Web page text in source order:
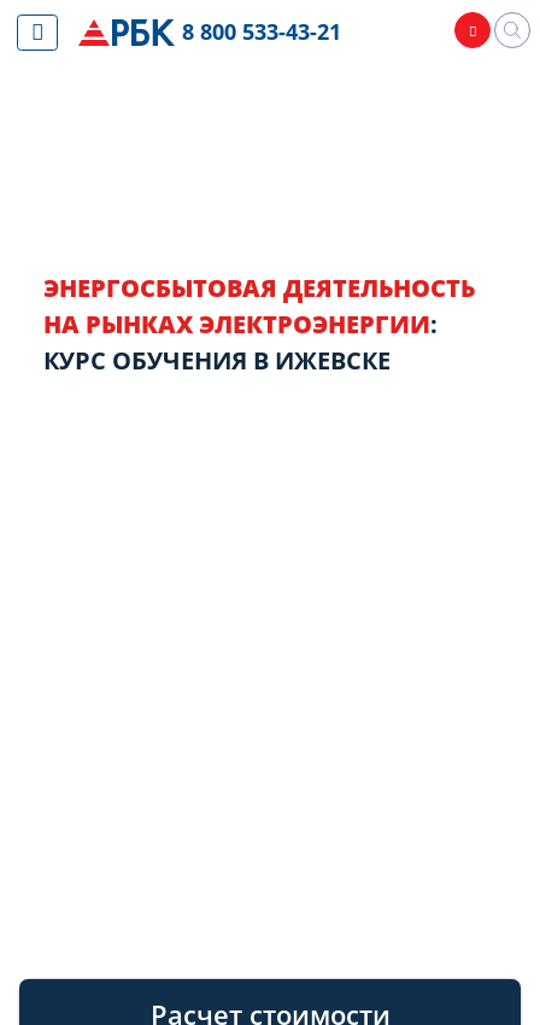
ЭНЕРГОСБЫТОВАЯ ДЕЯТЕЛЬНОСТЬ
НА РЫНКАХ ЭЛЕКТРОЭНЕРГИИ:
КУРС ОБУЧЕНИЯ В ИЖЕВСКЕ
Расчет стоимости
8 800 533-43-21